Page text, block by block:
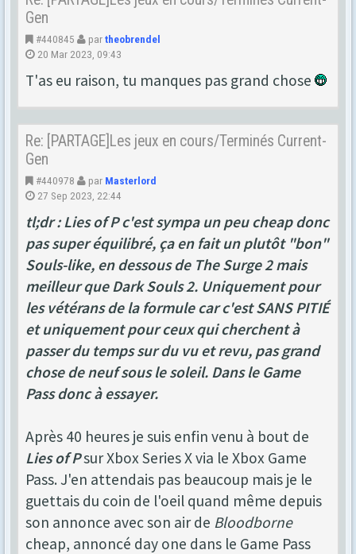
Gen
#440845 partheobrendel
20 Mar 2023, 09:43
T'as eu raison, tu manques pas grand chose
Re: [PARTAGE]Les jeux en cours/Terminés Current-
Gen
#440978 par Masterlord
27 Sep 2023, 22:44
tl;dr : Lies of P c'est sympa un peu cheap donc
pas super équilibré, ça en fait un plutôt "bon"
Souls-like, en dessous de The Surge 2 mais
meilleur que Dark Souls 2. Uniquement pour
les vétérans de la formule car c'est SANS PITIÉ
et uniquement pour ceux qui cherchent à
passer du temps sur du vu et revu, pas grand
chose de neuf sous le soleil. Dans le Game
Pass donc à essayer.
Après 40 heures je suis enfin venu à bout de
Lies of Psur Xbox Series X via le Xbox Game
Pass. J'en attendais pas beaucoup mais je le
guettais du coin de l'oeil quand même depuis
son annonce avec son air de Bloodborne
cheap, annoncé day one dans le Game Pass